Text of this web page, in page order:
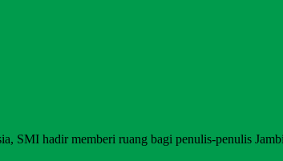
SMI hadir memberi ruang bagi penulis-penulis